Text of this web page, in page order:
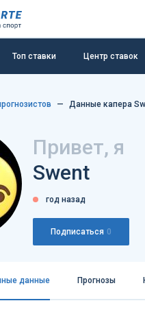
Топ ставки Центр ставок
Данные капера
Привет, я
Swent
год назад
Подписаться 0
данные Прогнозы